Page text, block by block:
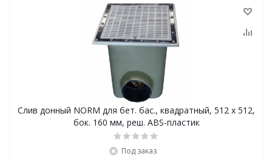
Слив донный NORM для бет. бас., квадратный, 512 x 512,
бок. 160 мм, реш. ABS-пластик
Под заказ